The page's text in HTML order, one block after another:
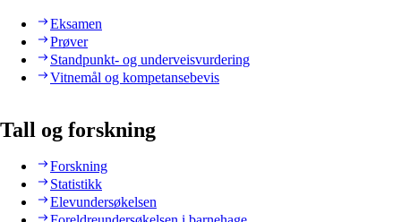
Eksamen
Prøver
Standpunkt- og underveisvurdering
Vitnemål og kompetansebevis
Tall og forskning
Forskning
Statistikk
Elevundersøkelsen